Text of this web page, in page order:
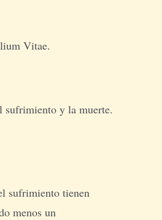
Vitae.
sufrimiento y la muerte.
sufrimiento tienen
menos un